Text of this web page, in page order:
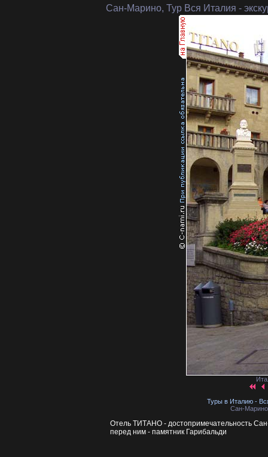
Сан-Марино, Тур Вся Италия -
Туры в Италию -
Сан-
Отель ТИТАНО - достопримечательность
перед ним - памятник Гарибальди